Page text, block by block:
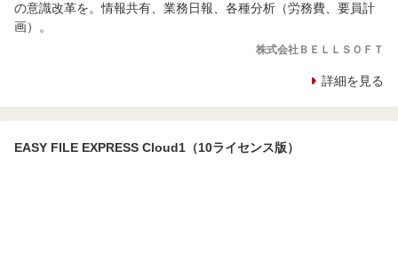
の意識改革を。情報共有、業務日報、各種分析（労務費、要員計
画）。
株式会社ＢＥＬＬＳＯＦＴ
詳細を見る
EASY FILE EXPRESS Cloud1（10ライセンス版）